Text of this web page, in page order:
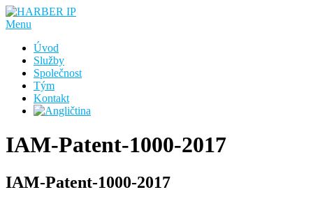
Přeskočit
na
Menu
Úvod
Služby
Společnost
Tým
Kontakt
IAM-Patent-1000-2017
IAM-Patent-1000-2017